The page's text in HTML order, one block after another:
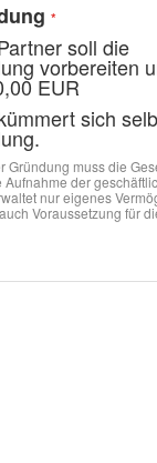
soll die
vorbereiten
EUR
sich
Gründung muss die
der
nur eigenes
Voraussetzung für